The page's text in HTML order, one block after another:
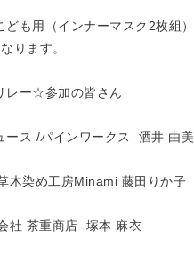
ども用（インナーマスク2枚組）
ります。
レー☆参加の皆さん
ース /パインワークス 酒井 由美
木染め工房Minami 藤田りか子
社 茶重商店 塚本 麻衣